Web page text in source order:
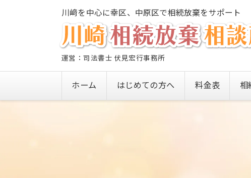
運営：司法書士 伏見宏行事務所
川﨑を中心に幸区、中原区で相続放棄をサポート
ホーム はじめての方へ 料金表 相